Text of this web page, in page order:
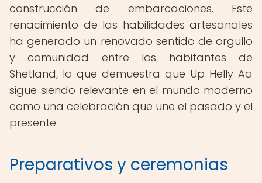
construcción de embarcaciones. Este
renacimiento de las habilidades artesanales
ha generado un renovado sentido de orgullo
y comunidad entre los habitantes de
Shetland, lo que demuestra que Up Helly Aa
sigue siendo relevante en el mundo moderno
como una celebración que une el pasado y el
presente.
Preparativos y ceremonias